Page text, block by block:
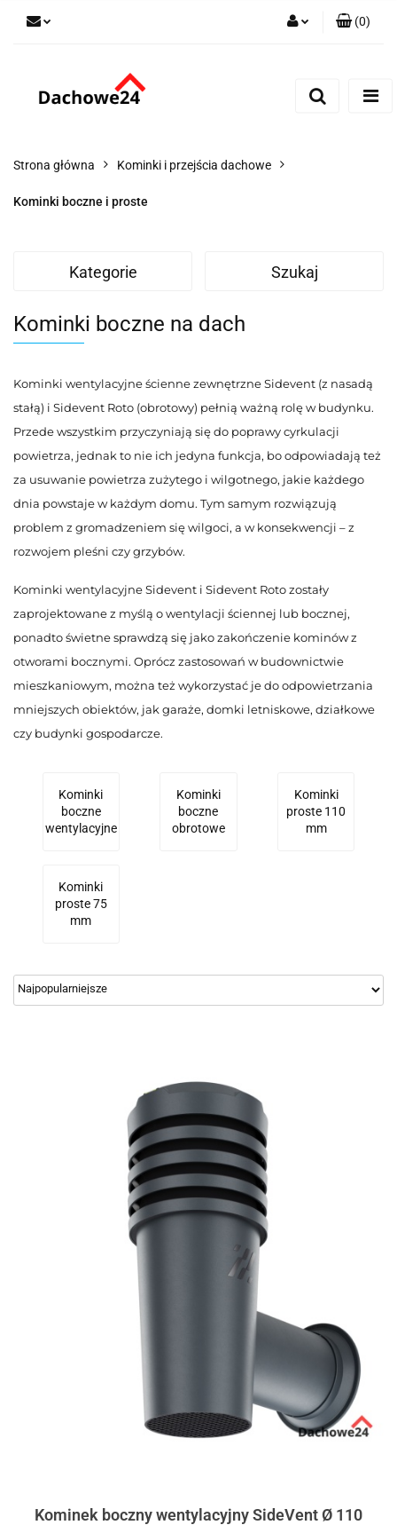
(0)
Strona główna Kominki i przejścia dachowe
Kominki boczne i proste
Kategorie Szukaj
Kominki boczne na dach
Kominki wentylacyjne ścienne zewnętrzneSidevent (z nasadą
stałą) i Sidevent Roto (obrotowy) pełnią ważną rolę w budynku.
Przede wszystkim przyczyniają się do poprawy cyrkulacji
powietrza, jednak to nie ich jedyna funkcja, bo odpowiadają też
za usuwanie powietrza zużytego i wilgotnego, jakie każdego
dnia powstaje w każdym domu. Tym samym rozwiązują
problem z gromadzeniem się wilgoci, a w konsekwencji – z
rozwojem pleśni czy grzybów.
Kominki wentylacyjne Sidevent i Sidevent Roto zostały
zaprojektowane z myślą o wentylacji ściennej lub bocznej,
ponadto świetne sprawdzą się jako zakończenie kominów z
otworami bocznymi. Oprócz zastosowań w budownictwie
mieszkaniowym, można też wykorzystać je do odpowietrzania
mniejszych obiektów, jak garaże, domki letniskowe, działkowe
czy budynki gospodarcze.
Kominki
boczne
wentylacyjne
Kominki
boczne
obrotowe
Kominki
proste 110
mm
Kominki
proste 75
mm
Kominek boczny wentylacyjny SideVent Ø 110